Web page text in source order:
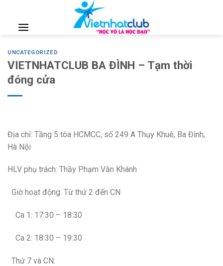
content
UNCATEGORIZED
VIETNHATCLUB BA ĐÌNH – Tạm thời
đóng cửa
Địa chỉ: Tầng 5 tòa HCMCC, số 249 A Thụy Khuê, Ba Đình,
Hà Nội
HLV phụ trách: Thầy Phạm Văn Khánh
Giờ hoạt động: Từ thứ 2 đến CN
Ca 1: 17:30 – 18:30
Ca 2: 18:30 – 19:30
Thứ 7 và CN: